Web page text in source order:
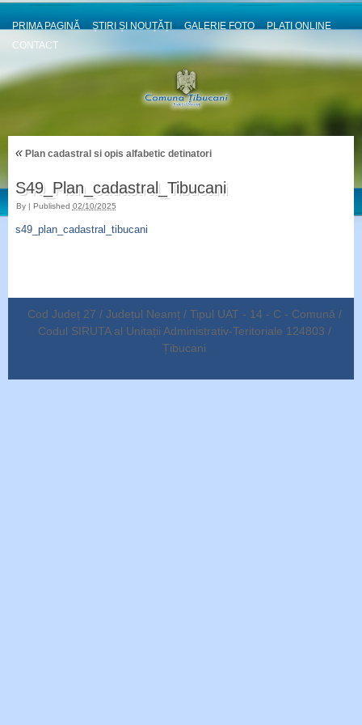
PRIMA PAGINĂ ȘTIRI ȘI NOUȚĂȚI GALERIE FOTO
PLATI ONLINE
CONTACT
«Plan cadastral si opis alfabetic detinatori
S49_Plan_cadastral_Tibucani
By | Published 02/10/2025
s49_plan_cadastral_tibucani
Cod Județ 27 / Județul Neamț / Tipul UAT - 14 - C - Comună /
Codul SIRUTA al Unitații Administrativ-Teritoriale 124803 /
Țibucani